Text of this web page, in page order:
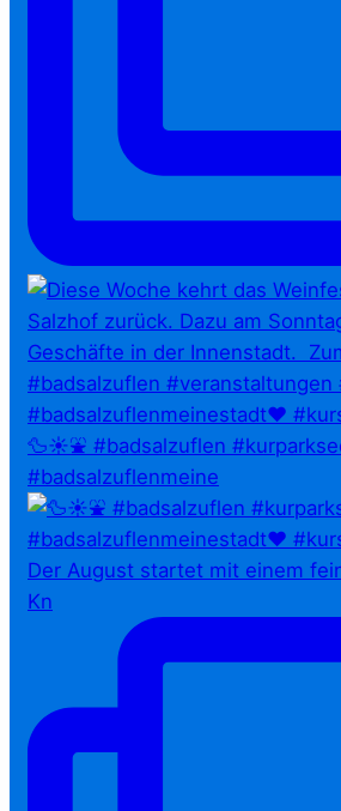
🦆☀️⛲ #badsalzuflen
#badsalzuflenmeine
Der August startet mit einem
Kn